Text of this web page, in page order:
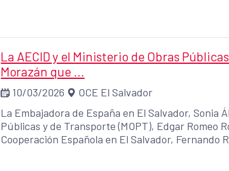
La AECID y el Ministerio de Obras
Morazán que ...
10/03/2026
OCE El Salvador
La Embajadora de España en El Salvador, Sonia
Públicas y de Transporte (MOPT), Edgar Romeo
Cooperación Española en El Salvador, Fernando